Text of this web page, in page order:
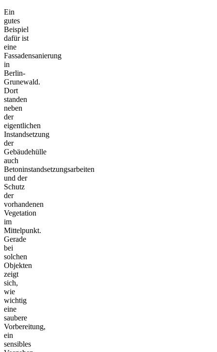
Ein
gutes
Beispiel
dafür ist
eine
Fassadensanierung
in
Berlin-
Grunewald.
Dort
standen
neben
der
eigentlichen
Instandsetzung
der
Gebäudehülle
auch
Betoninstandsetzungsarbeiten
und der
Schutz
der
vorhandenen
Vegetation
im
Mittelpunkt.
Gerade
bei
solchen
Objekten
zeigt
sich,
wie
wichtig
eine
saubere
Vorbereitung,
ein
sensibles